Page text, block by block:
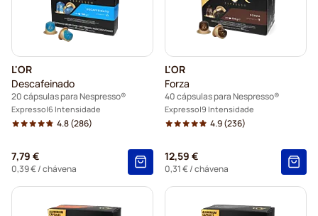
L'OR
Descafeinado
20 cápsulas para Nespresso®
Expresso 6 Intensidade
4.8(286)
7,79 €
0,39 €/ chávena
L'OR
Forza
40 cápsulas para Nespresso®
Expresso 9 Intensidade
4.9(236)
12,59 €
0,31 €/ chávena